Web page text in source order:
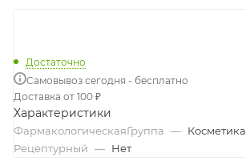
Достаточно
Самовывоз сегодня - бесплатно
Доставка от 100 ₽
Характеристики
ФармакологическаяГруппа — Косметика
Рецептурный — Нет